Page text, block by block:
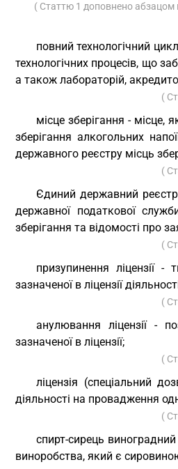
( Статтю 1 доповнено абзацом
повний технологічний
технологічних процесів, що
а також лабораторій,
(
місце зберігання - місце,
зберігання алкогольних
державного реєстру місць
(
Єдиний державний реєстр
державної податкової
зберігання та відомості про
(
призупинення ліцензії
зазначеної в ліцензії
(
анулювання ліцензії -
зазначеної в ліцензії;
(
ліцензія (спеціальний
діяльності на провадження
(
спирт-сирець
виноробства, який є